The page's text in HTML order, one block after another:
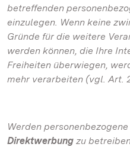
betreffenden
einzulegen. Wenn keine
Gründe für die weitere
werden können, die Ihre
Freiheiten überwiegen,
mehr verarbeiten (vgl. Art.
Werden
Direktwerbung zu